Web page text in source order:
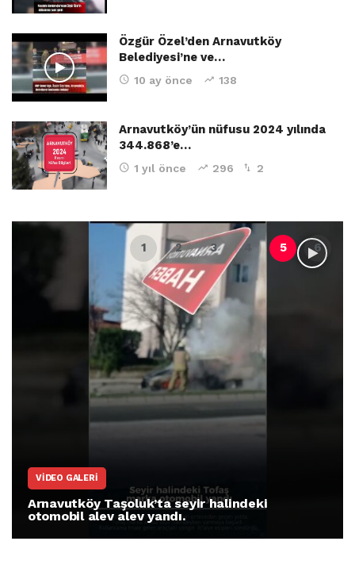
Özgür Özel’den Arnavutköy
Belediyesi’ne ve…
10 ay önce 138
Arnavutköy’ün nüfusu 2024 yılında
344.868’e…
1 yıl önce 296 2
Arnavutköy İmrahor Mahallesi sakinleri
protesto gösterisi düzenledi